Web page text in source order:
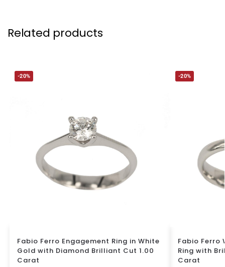
Related products
-20%
Fabio Ferro Engagement Ring in White
Gold with Diamond Brilliant Cut 1.00
Carat
-20%
Fabio Ferro
Ring with
Carat